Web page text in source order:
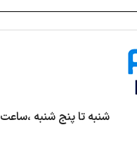
شنبه تا پنج شنبه ،ساعت 9الی13 و 17 الی 20 پاسخگوی شما هستیم